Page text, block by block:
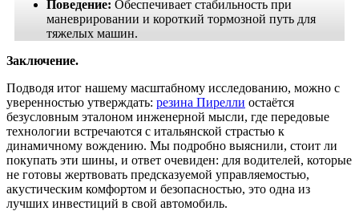
Поведение: Обеспечивает стабильность при
маневрировании и короткий тормозной путь для
тяжелых машин.
Заключение.
Подводя итог нашему масштабному исследованию, можно с
уверенностью утверждать: резина Пирелли остаётся
безусловным эталоном инженерной мысли, где передовые
технологии встречаются с итальянской страстью к
динамичному вождению. Мы подробно выяснили, стоит ли
покупать эти шины, и ответ очевиден: для водителей, которые
не готовы жертвовать предсказуемой управляемостью,
акустическим комфортом и безопасностью, это одна из
лучших инвестиций в свой автомобиль.